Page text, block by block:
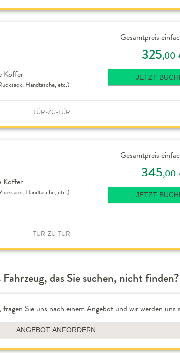
Koffer
Handtasche, etc.)
Gesamtpreis
325,00
JETZT
TÜR-ZU-TÜR
Koffer
Handtasche, etc.)
Gesamtpreis
345,00
JETZT
TÜR-ZU-TÜR
Fahrzeug, das Sie suchen, nicht finden?
Sie uns nach einem Angebot und wir werden
ANGEBOT ANFORDERN